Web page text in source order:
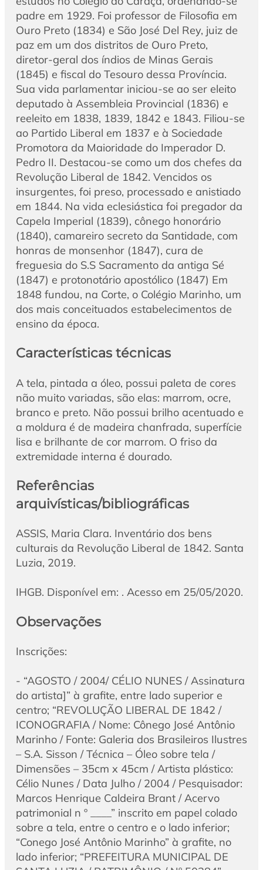
padre em 1929. Foi professor de Filosofia em
Ouro Preto (1834) e São José Del Rey, juiz de
paz em um dos distritos de Ouro Preto,
diretor-geral dos índios de Minas Gerais
(1845) e fiscal do Tesouro dessa Província.
Sua vida parlamentar iniciou-se ao ser eleito
deputado à Assembleia Provincial (1836) e
reeleito em 1838, 1839, 1842 e 1843. Filiou-se
ao Partido Liberal em 1837 e à Sociedade
Promotora da Maioridade do Imperador D.
Pedro II. Destacou-se como um dos chefes da
Revolução Liberal de 1842. Vencidos os
insurgentes, foi preso, processado e anistiado
em 1844. Na vida eclesiástica foi pregador da
Capela Imperial (1839), cônego honorário
(1840), camareiro secreto da Santidade, com
honras de monsenhor (1847), cura de
freguesia do S.S Sacramento da antiga Sé
(1847) e protonotário apostólico (1847) Em
1848 fundou, na Corte, o Colégio Marinho, um
dos mais conceituados estabelecimentos de
ensino da época.
Características técnicas
A tela, pintada a óleo, possui paleta de cores
não muito variadas, são elas: marrom, ocre,
branco e preto. Não possui brilho acentuado e
a moldura é de madeira chanfrada, superfície
lisa e brilhante de cor marrom. O friso da
extremidade interna é dourado.
Referências
arquivísticas/bibliográficas
ASSIS, Maria Clara. Inventário dos bens
culturais da Revolução Liberal de 1842. Santa
Luzia, 2019.
IHGB. Disponível em: . Acesso em 25/05/2020.
Observações
Inscrições:
- “AGOSTO / 2004/ CÉLIO NUNES / Assinatura
do artista]” à grafite, entre lado superior e
centro; “REVOLUÇÃO LIBERAL DE 1842 /
ICONOGRAFIA / Nome: Cônego José Antônio
Marinho / Fonte: Galeria dos Brasileiros Ilustres
– S.A. Sisson / Técnica – Óleo sobre tela /
Dimensões – 35cm x 45cm / Artista plástico:
Célio Nunes / Data Julho / 2004 / Pesquisador:
Marcos Henrique Caldeira Brant / Acervo
patrimonial n º ____” inscrito em papel colado
sobre a tela, entre o centro e o lado inferior;
“Conego José Antônio Marinho” à grafite, no
lado inferior; “PREFEITURA MUNICIPAL DE